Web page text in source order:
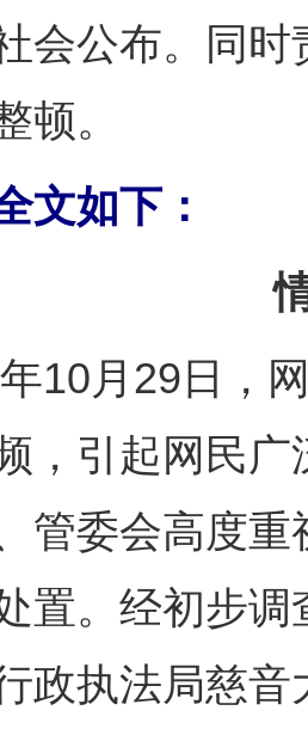
会公布。同
顿。
如下：
月29日，网
，引起网民
管委会高度
置。经初步
政执法局慈